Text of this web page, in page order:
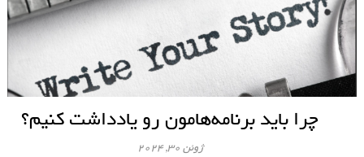
چرا باید برنامه‌هامون رو یادداشت کنیم؟
ژوئن 30, 2024